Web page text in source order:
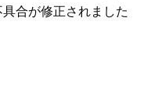
合が修正されました